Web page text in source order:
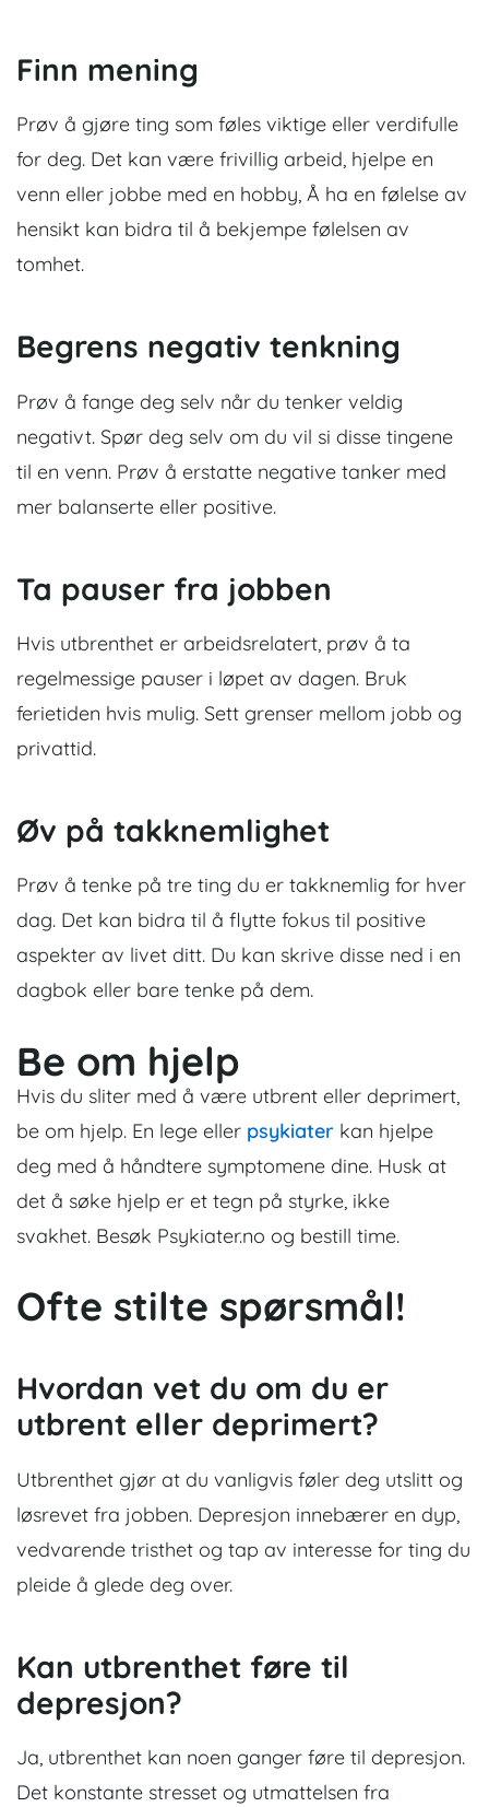
Finn mening
Prøv å gjøre ting som føles viktige eller verdifulle
for deg. Det kan være frivillig arbeid, hjelpe en
venn eller jobbe med en hobby, Å ha en følelse av
hensikt kan bidra til å bekjempe følelsen av
tomhet.
Begrens negativ tenkning
Prøv å fange deg selv når du tenker veldig
negativt. Spør deg selv om du vil si disse tingene
til en venn. Prøv å erstatte negative tanker med
mer balanserte eller positive.
Ta pauser fra jobben
Hvis utbrenthet er arbeidsrelatert, prøv å ta
regelmessige pauser i løpet av dagen. Bruk
ferietiden hvis mulig. Sett grenser mellom jobb og
privattid.
Øv på takknemlighet
Prøv å tenke på tre ting du er takknemlig for hver
dag. Det kan bidra til å flytte fokus til positive
aspekter av livet ditt. Du kan skrive disse ned i en
dagbok eller bare tenke på dem.
Be om hjelp
Hvis du sliter med å være utbrent eller deprimert,
be om hjelp. En lege eller psykiater kan hjelpe
deg med å håndtere symptomene dine. Husk at
det å søke hjelp er et tegn på styrke, ikke
svakhet. Besøk Psykiater.no og bestill time.
Ofte stilte spørsmål!
Hvordan vet du om du er
utbrent eller deprimert?
Utbrenthet gjør at du vanligvis føler deg utslitt og
løsrevet fra jobben. Depresjon innebærer en dyp,
vedvarende tristhet og tap av interesse for ting du
pleide å glede deg over.
Kan utbrenthet føre til
depresjon?
Ja, utbrenthet kan noen ganger føre til depresjon.
Det konstante stresset og utmattelsen fra